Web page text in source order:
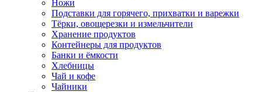
Ножи
Подставки для горячего, прихватки и варежки
Тёрки, овощерезки и измельчители
Хранение продуктов
Контейнеры для продуктов
Банки и ёмкости
Хлебницы
Чай и кофе
Чайники